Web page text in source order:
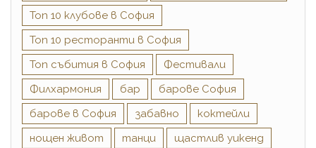
Топ 10 клубове в София
Топ 10 ресторанти в София
Топ събития в София
Фестивали
Филхармония
бар
барове София
барове в София
забавно
коктейли
нощен живот
танци щастлив уикенд